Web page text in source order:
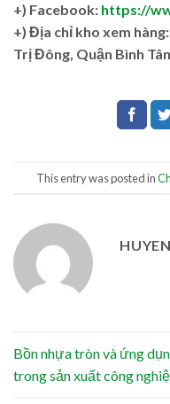
+) Facebook: https://
+) Địa chỉ kho xem
Trị Đông, Quận Bình
This entry was posted in
HUYEN
Bồn nhựa tròn và ứng
trong sản xuất công